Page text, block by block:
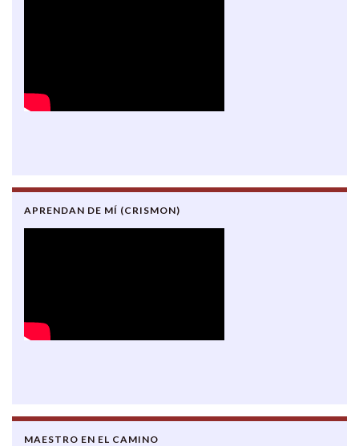
APRENDAN DE MÍ (CRISMON)
MAESTRO EN EL CAMINO